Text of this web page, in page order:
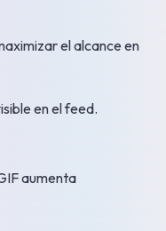
el alcance en
en el feed.
aumenta